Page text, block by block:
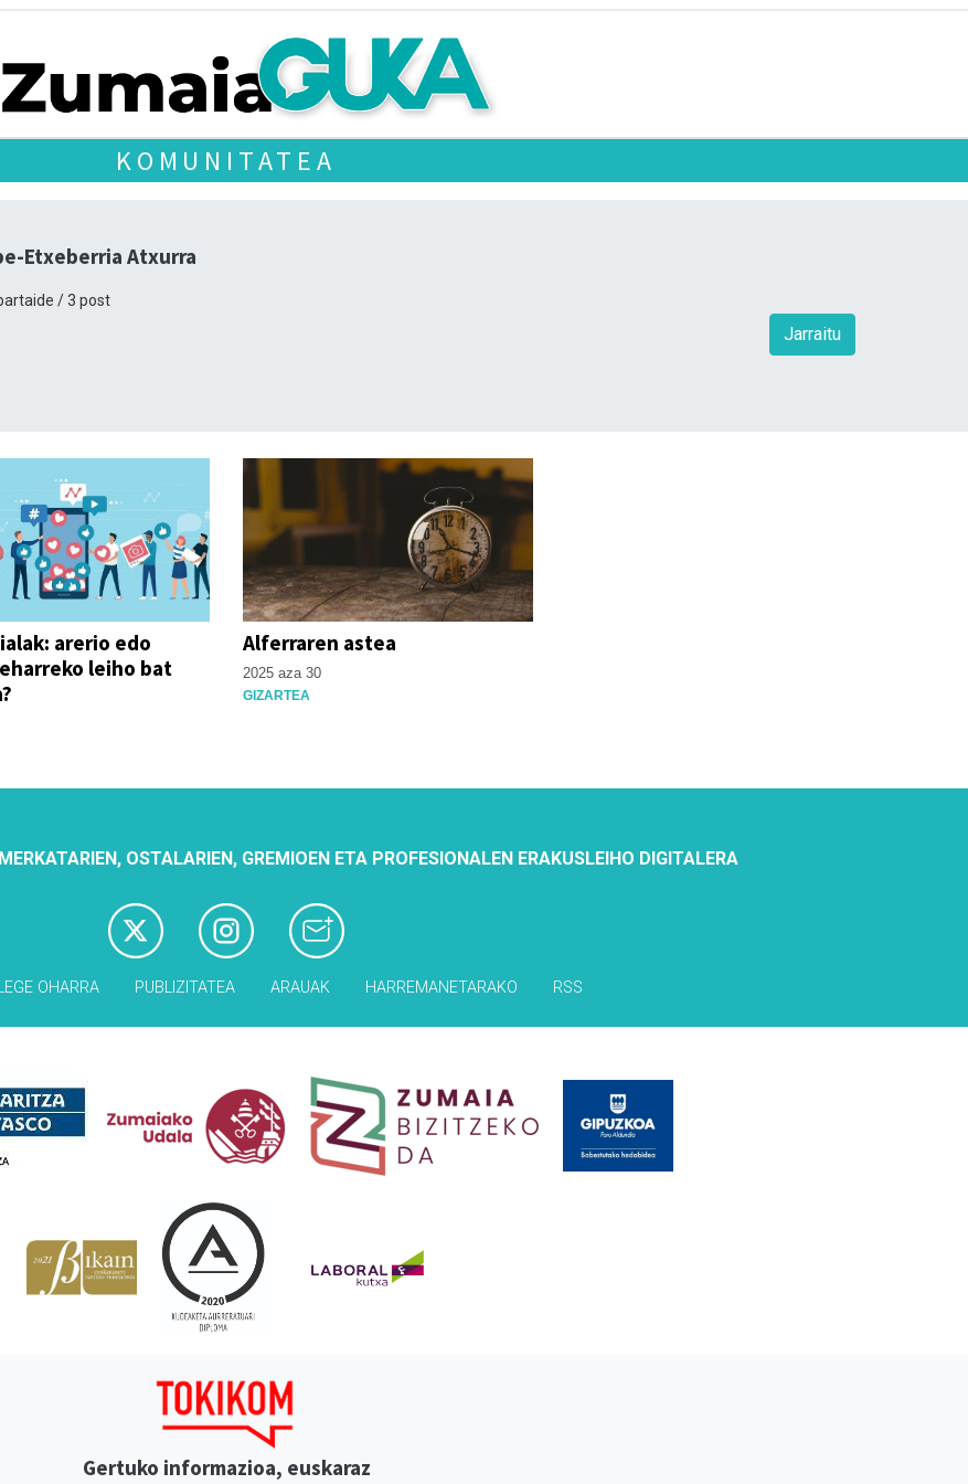
KOMUNITATEA
Etxeberria Atxurra
/ 3 post
Jarraitu
arerio edo
leiho bat
Alferraren astea
2025 aza 30
GIZARTEA
OSTALARIEN, GREMIOEN ETA PROFESIONALEN ERAKUSLEIHO DIGITALERA
OHARRA PUBLIZITATEA ARAUAK HARREMANETARAKO RSS
Gertuko informazioa, euskaraz